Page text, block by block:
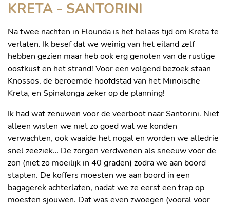
KRETA - SANTORINI
Na twee nachten in Elounda is het helaas tijd om Kreta te
verlaten. Ik besef dat we weinig van het eiland zelf
hebben gezien maar heb ook erg genoten van de rustige
oostkust en het strand! Voor een volgend bezoek staan
Knossos, de beroemde hoofdstad van het Minoïsche
Kreta, en Spinalonga zeker op de planning!
Ik had wat zenuwen voor de veerboot naar Santorini. Niet
alleen wisten we niet zo goed wat we konden
verwachten, ook waaide het nogal en worden we alledrie
snel zeeziek… De zorgen verdwenen als sneeuw voor de
zon (niet zo moeilijk in 40 graden) zodra we aan boord
stapten. De koffers moesten we aan boord in een
bagagerek achterlaten, nadat we ze eerst een trap op
moesten sjouwen. Dat was even zwoegen (vooral voor